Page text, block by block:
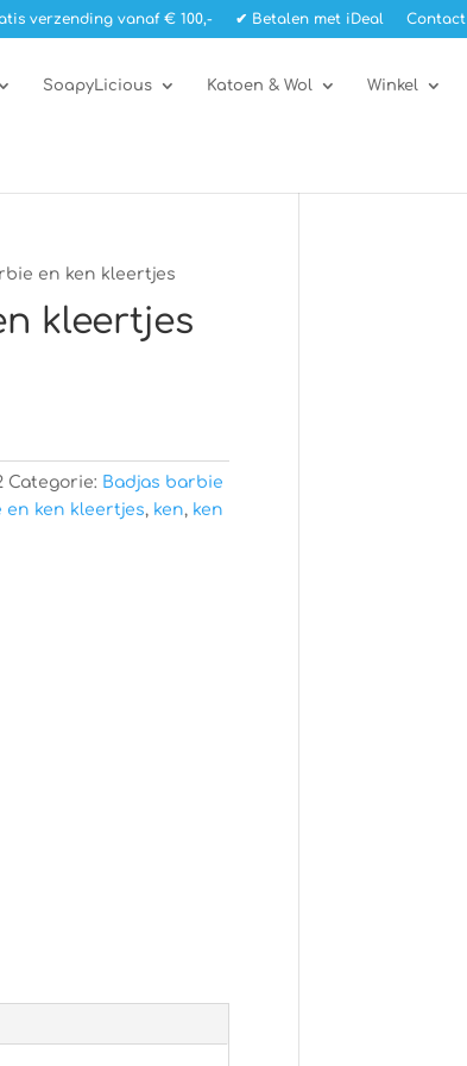
verzending vanaf € 100,- ✔ Betalen met iDeal Contact
SoapyLicious Katoen & Wol Winkel
en ken kleertjes
kleertjes
Categorie: Badjas barbie
en ken kleertjes, ken, ken